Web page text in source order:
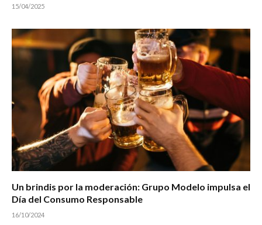
15/04/2025
Un brindis por la moderación: Grupo Modelo impulsa el
Día del Consumo Responsable
16/10/2024